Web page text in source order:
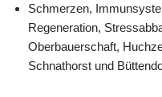
Schmerzen,
Regeneration,
Oberbauerschaft,
Schnathorst und